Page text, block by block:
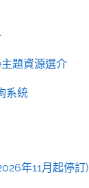
題資源選介
系統
年11月起停訂)